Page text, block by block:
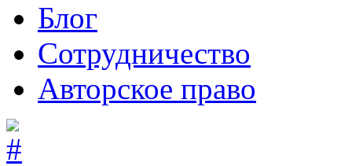
Блог
Сотрудничество
Авторское право